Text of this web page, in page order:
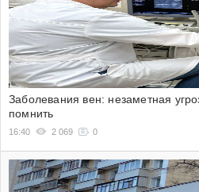
Заболевания вен: незаметная
помнить
16:40 2 069 0